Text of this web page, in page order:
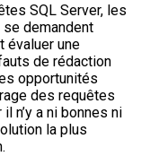
SQL Server, les
demandent
évaluer une
de rédaction
opportunités
des requêtes
n’y a ni bonnes ni
la plus